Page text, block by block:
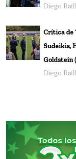
Diego
Crítica de
Sudeikis,
Goldstein
Diego